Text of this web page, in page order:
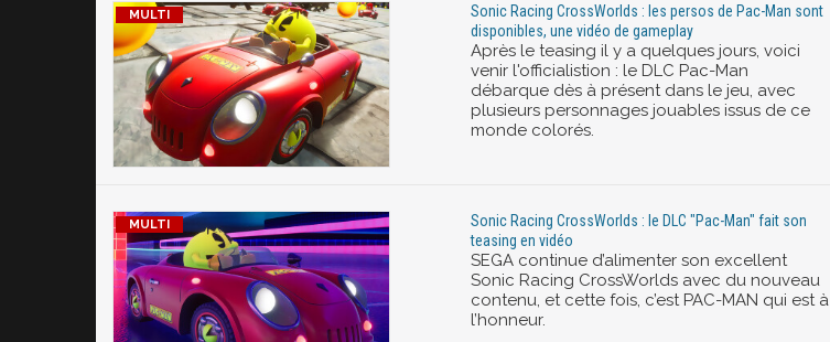
Sonic Racing CrossWorlds : les persos de Pac-Man sont
disponibles, une vidéo de gameplay
Après le teasing il y a quelques jours, voici
venir l'officialistion : le DLC Pac-Man
débarque dès à présent dans le jeu, avec
plusieurs personnages jouables issus de ce
monde colorés.
Sonic Racing CrossWorlds : le DLC "Pac-Man" fait son
teasing en vidéo
SEGA continue d’alimenter son excellent
Sonic Racing CrossWorlds avec du nouveau
contenu, et cette fois, c’est PAC-MAN qui est à
l’honneur.